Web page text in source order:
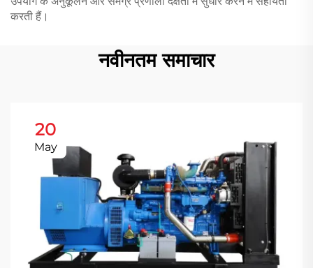
करती हैं।
नवीनतम समाचार
20
May